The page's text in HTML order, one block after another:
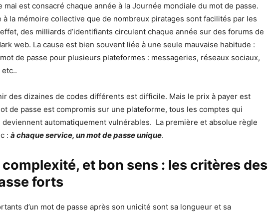
mai est consacré chaque année à la Journée mondiale du mot de passe.
à la mémoire collective que de nombreux piratages sont facilités par les
des milliards d’identifiants circulent chaque année sur des forums de
web. La cause est bien souvent liée à une seule mauvaise habitude :
de passe pour plusieurs plateformes : messageries, réseaux sociaux,
des dizaines de codes différents est difficile. Mais le prix à payer est
de passe est compromis sur une plateforme, tous les comptes qui
deviennent automatiquement vulnérables. La première et absolue règle
: à chaque service, un mot de passe unique.
et bon sens : les critères des
forts
d’un mot de passe après son unicité sont sa longueur et sa